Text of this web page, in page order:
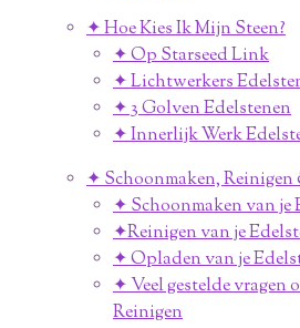
✦ Hoe Kies Ik Mijn Steen?
✦ Op Starseed Link
✦ Lichtwerkers
✦ 3 Golven Edelstenen
✦ Innerlijk Werk
✦ Schoonmaken,
✦ Schoonmaken van je
✦Reinigen van je
✦ Opladen van je
✦ Veel gestelde vragen
Reinigen